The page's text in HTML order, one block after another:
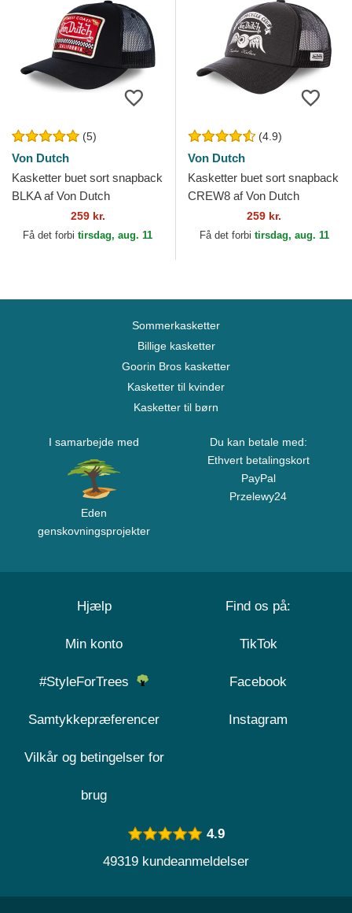
(5)
Von Dutch
Kasketter buet sort snapback
BLKA af Von Dutch
259 kr.
Få det forbi tirsdag, aug. 11
(4.9)
Von Dutch
Kasketter buet sort snapback
CREW8 af Von Dutch
259 kr.
Få det forbi tirsdag, aug. 11
Sommerkasketter
Billige kasketter
Goorin Bros kasketter
Kasketter til kvinder
Kasketter til børn
I samarbejde med
Eden
genskovningsprojekter
Du kan betale med:
Ethvert betalingskort
PayPal
Przelewy24
Hjælp
Min konto
#StyleForTrees
Samtykkepræferencer
Vilkår og betingelser for
brug
Find os på:
TikTok
Facebook
Instagram
4.9
49319 kundeanmeldelser